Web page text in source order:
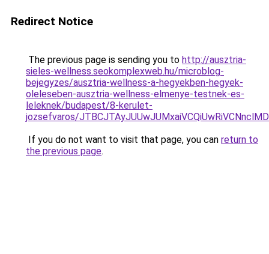
Redirect Notice
The previous page is sending you to http://ausztria-
sieles-wellness.seokomplexweb.hu/microblog-
bejegyzes/ausztria-wellness-a-hegyekben-hegyek-
oleleseben-ausztria-wellness-elmenye-testnek-es-
leleknek/budapest/8-kerulet-
jozsefvaros/
If you do not want to visit that page, you can return to
the previous page.